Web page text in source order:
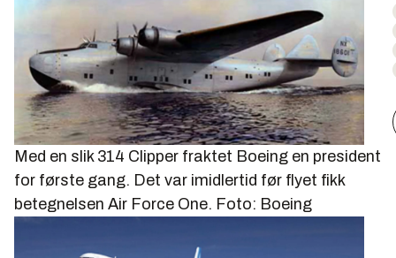
Med en slik 314 Clipper fraktet Boeing en president
for første gang. Det var imidlertid før flyet fikk
betegnelsen Air Force One. Foto: Boeing